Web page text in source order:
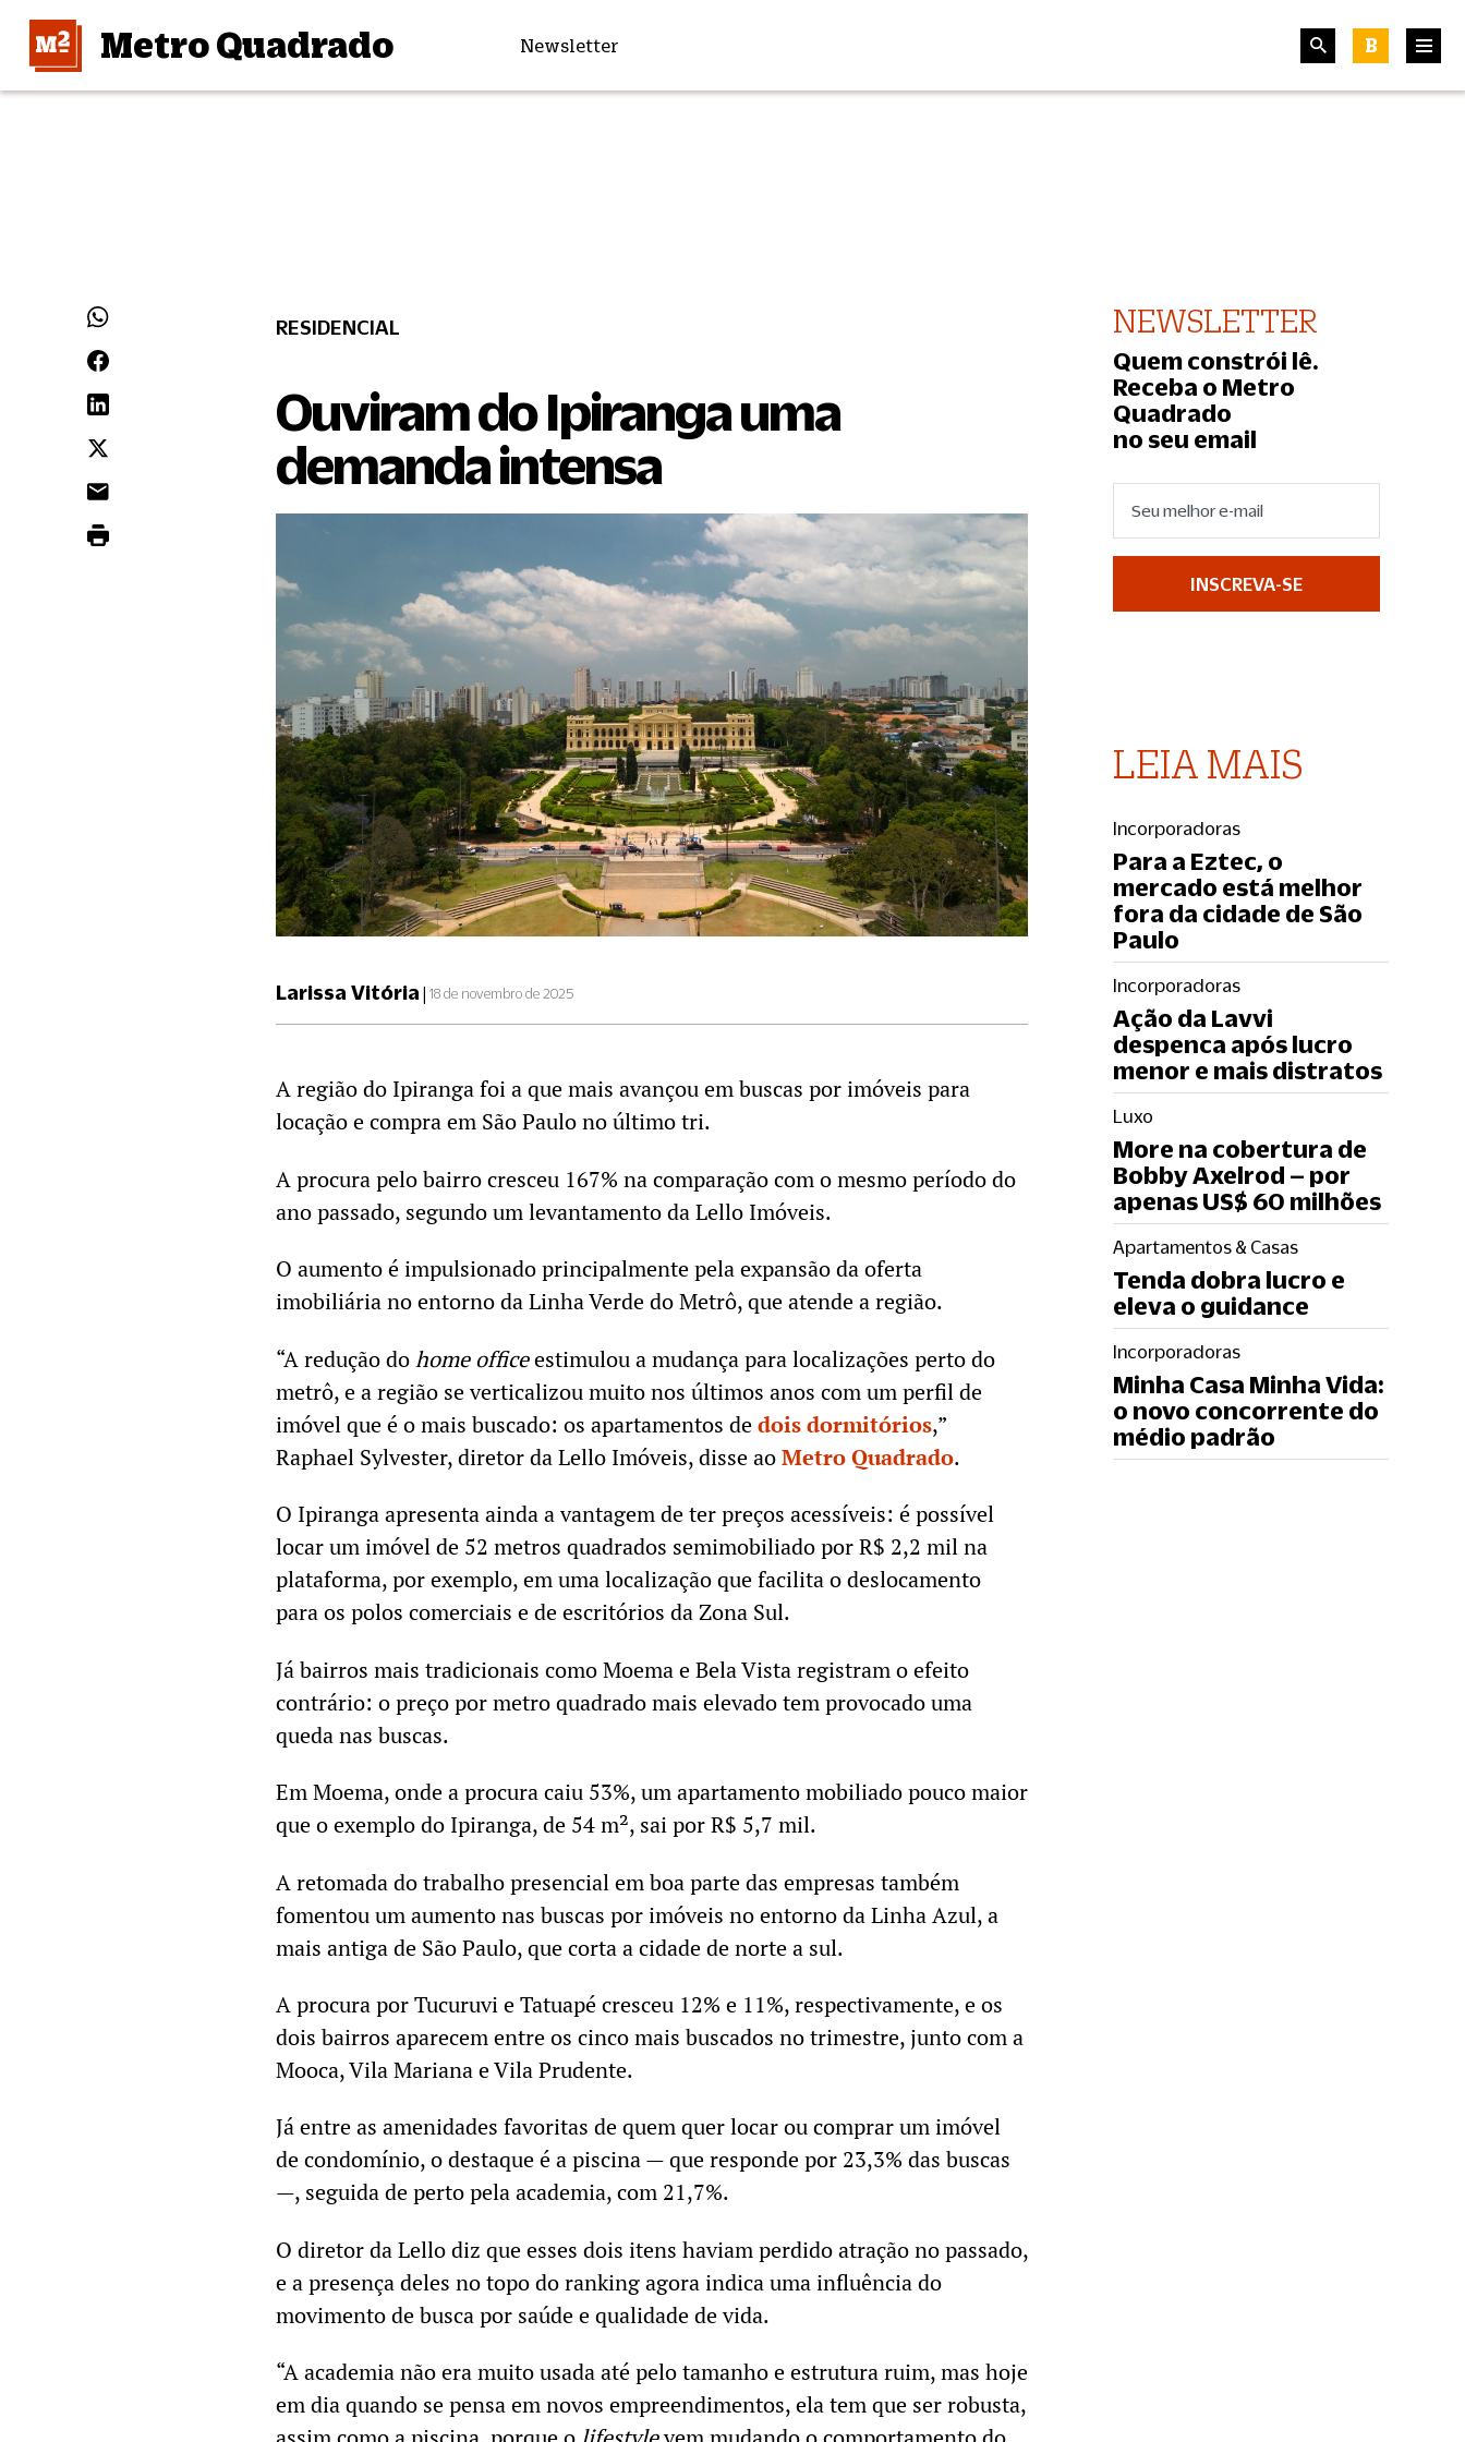
Metro Quadrado Newsletter B
RESIDENCIAL
Ouviram do Ipiranga uma
demanda intensa
Larissa Vitória| 18 de novembro de 2025
A região do Ipiranga foi a que mais avançou em buscas por imóveis para
locação e compra em São Paulo no último tri.
A procura pelo bairro cresceu 167% na comparação com o mesmo período do
ano passado, segundo um levantamento da Lello Imóveis.
O aumento é impulsionado principalmente pela expansão da oferta
imobiliária no entorno da Linha Verde do Metrô, que atende a região.
“A redução dohome officeestimulou a mudança para localizações perto do
metrô, e a região se verticalizou muito nos últimos anos com um perfil de
imóvel que é o mais buscado: os apartamentos dedois dormitórios,”
Raphael Sylvester, diretor da Lello Imóveis, disse aoMetro Quadrado.
O Ipiranga apresenta ainda a vantagem de ter preços acessíveis: é possível
locar um imóvel de 52 metros quadrados semimobiliado por R$ 2,2 mil na
plataforma, por exemplo, em uma localização que facilita o deslocamento
para os polos comerciais e de escritórios da Zona Sul.
Já bairros mais tradicionais como Moema e Bela Vista registram o efeito
contrário: o preço por metro quadrado mais elevado tem provocado uma
queda nas buscas.
Em Moema, onde a procura caiu 53%, um apartamento mobiliado pouco maior
que o exemplo do Ipiranga, de 54 m², sai por R$ 5,7 mil.
A retomada do trabalho presencial em boa parte das empresas também
fomentou um aumento nas buscas por imóveis no entorno da Linha Azul, a
mais antiga de São Paulo, que corta a cidade de norte a sul.
A procura por Tucuruvi e Tatuapé cresceu 12% e 11%, respectivamente, e os
dois bairros aparecem entre os cinco mais buscados no trimestre, junto com a
Mooca, Vila Mariana e Vila Prudente.
Já entre as amenidades favoritas de quem quer locar ou comprar um imóvel
de condomínio, o destaque é a piscina — que responde por 23,3% das buscas
—, seguida de perto pela academia, com 21,7%.
O diretor da Lello diz que esses dois itens haviam perdido atração no passado,
e a presença deles no topo do ranking agora indica uma influência do
movimento de busca por saúde e qualidade de vida.
“A academia não era muito usada até pelo tamanho e estrutura ruim, mas hoje
em dia quando se pensa em novos empreendimentos, ela tem que ser robusta,
NEWSLETTER
Quem constrói lê.
Receba o Metro
Quadrado
no seu email
INSCREVA-SE
LEIA MAIS
Incorporadoras
Para a Eztec, o
mercado está melhor
fora da cidade de São
Paulo
Incorporadoras
Ação da Lavvi
despenca após lucro
menor e mais distratos
Luxo
More na cobertura de
Bobby Axelrod – por
apenas US$ 60 milhões
Apartamentos & Casas
Tenda dobra lucro e
eleva o guidance
Incorporadoras
Minha Casa Minha Vida:
o novo concorrente do
médio padrão